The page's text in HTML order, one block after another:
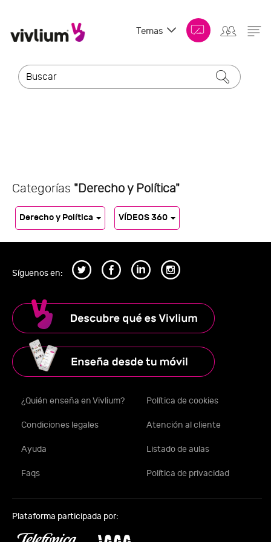
Temas
Categorías "Derecho y Política"
Derecho y Política VÍDEOS 360
Síguenos en:
¿Quién enseña en Vivlium? Política de cookies
Condiciones legales Atención al cliente
Ayuda Listado de aulas
Faqs Política de privacidad
Plataforma participada por: